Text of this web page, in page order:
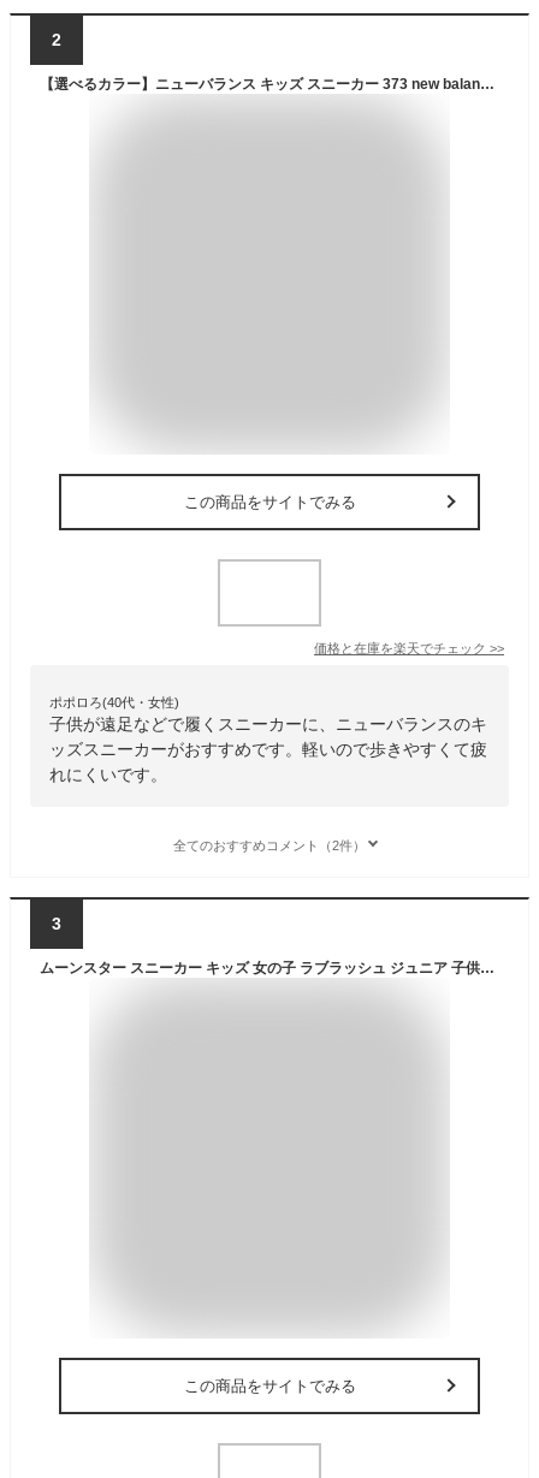
2
【選べるカラー】ニューバランス キッズ スニーカー 373 new balance YV373 VJ2 VK2 AQ2 AR2 AT2 AU2 AH2 AJ2 AM2 AN2 AO2 KN2 KG2 KB2 子供靴 ネイビー グリーン グレー ピンク 男の子 女の子 通学 運動靴
この商品をサイトでみる
価格と在庫を楽天でチェック >>
ポポロろ(40代・女性)
子供が遠足などで履くスニーカーに、ニューバランスのキ
ッズスニーカーがおすすめです。軽いので歩きやすくて疲
れにくいです。
全てのおすすめコメント（2件）
3
ムーンスター スニーカー キッズ 女の子 ラブラッシュ ジュニア 子供靴 抗菌 防臭 軽量 ローカット おしゃれ かわいい 歩きやすい 履きやすい 軽い 運動靴 運動会 体育 小学生 通学 学校 子供靴 LUVRUSH 黒 ブラック ベージュ サックス パープル 1109
この商品をサイトでみる